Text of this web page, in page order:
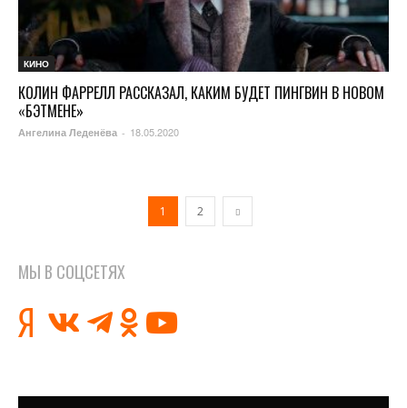
КИНО
КОЛИН ФАРРЕЛЛ РАССКАЗАЛ, КАКИМ БУДЕТ ПИНГВИН В НОВОМ
«БЭТМЕНЕ»
Ангелина Леденёва - 18.05.2020
1 2
МЫ В СОЦСЕТЯХ